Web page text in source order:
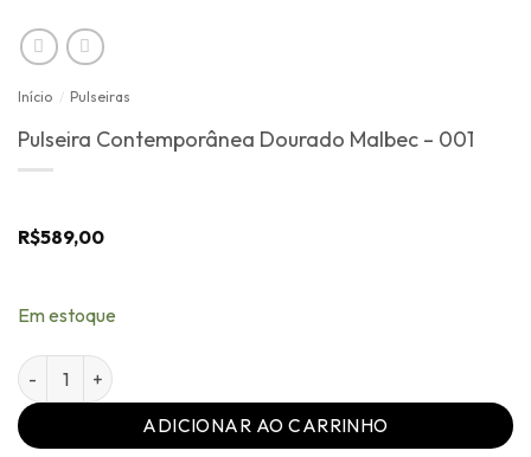
Início / Pulseiras
Pulseira Contemporânea Dourado Malbec – 001
R$589,00
Em estoque
Pulseira Contemporânea Dourado Malbec - 001 quantidade
ADICIONAR AO CARRINHO